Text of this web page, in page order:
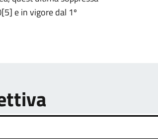
e in vigore dal 1º